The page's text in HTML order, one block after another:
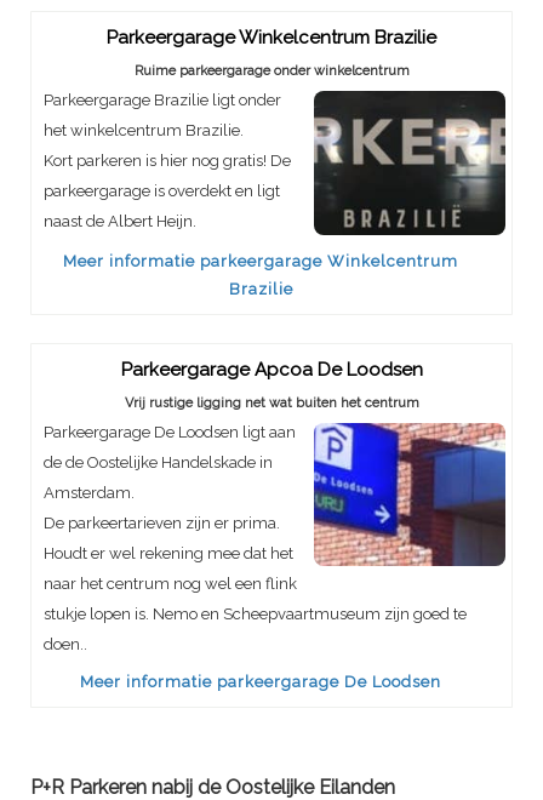
Parkeergarage Winkelcentrum Brazilie
Ruime parkeergarage onder winkelcentrum
Parkeergarage Brazilie ligt onder
het winkelcentrum Brazilie.
Kort parkeren is hier nog gratis! De
parkeergarage is overdekt en ligt
naast de Albert Heijn.
Meer informatie parkeergarage Winkelcentrum
Brazilie
Parkeergarage Apcoa De Loodsen
Vrij rustige ligging net wat buiten het centrum
Parkeergarage De Loodsen ligt aan
de de Oostelijke Handelskade in
Amsterdam.
De parkeertarieven zijn er prima.
Houdt er wel rekening mee dat het
naar het centrum nog wel een flink
stukje lopen is. Nemo en Scheepvaartmuseum zijn goed te
doen..
Meer informatie parkeergarage De Loodsen
P+R Parkeren nabij de Oostelijke Eilanden